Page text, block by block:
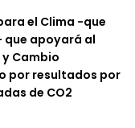
el Clima -que
que apoyará al
y Cambio
por resultados por
de CO2